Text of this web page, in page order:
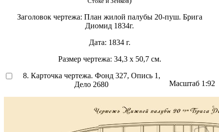
Заголовок чертежа: План жилой палубы 20-пуш. Брига
Диомид 1834г.
Дата: 1834 г.
Размер чертежа: 34,3 х 50,7 см.
Масштаб 1:92
8. Карточка чертежа. Фонд 327, Опись 1,
Дело 2680